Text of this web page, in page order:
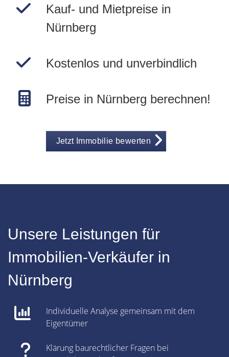
Kauf- und Mietpreise in
Nürnberg
Kostenlos und unverbindlich
Preise in Nürnberg berechnen!
Jetzt Immobilie bewerten
Unsere Leistungen für
Immobilien-Verkäufer in
Nürnberg
Individuelle Analyse gemeinsam mit dem
Eigentümer
Klärung baurechtlicher Fragen bei